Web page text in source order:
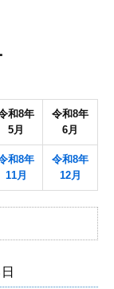
和8年
5月
令和8年
6月
和8年
11月
令和8年
12月